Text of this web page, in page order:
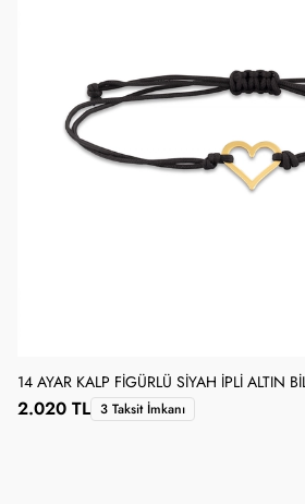
14 AYAR KALP FIGÜRLÜ SIYAH İPLI ALTIN
2.020 TL 3 Taksit İmkanı